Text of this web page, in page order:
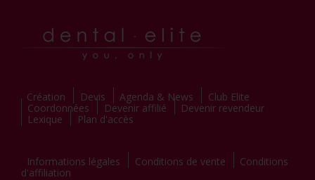
Création Devis Agenda & News
Club Elite
Coordonnées
Devenir affilié
Devenir revendeur
Lexique
Plan d'accès
Informations légales Conditions de vente
Conditions
d'affiliation